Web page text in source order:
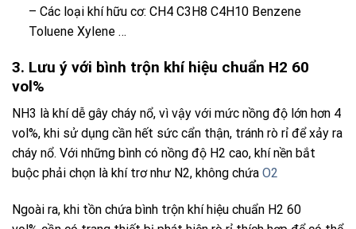
– Các loại khí hữu cơ: CH4 C3H8 C4H10 Benzene
Toluene Xylene …
3. Lưu ý với bình trộn khí hiệu chuẩn H2 60
vol%
NH3 là khí dễ gây cháy nổ, vì vậy với mức nồng độ lớn hơn 4
vol%, khi sử dụng cần hết sức cẩn thận, tránh rò rỉ để xảy ra
cháy nổ. Với những bình có nồng độ H2 cao, khí nền bắt
buộc phải chọn là khí trơ như N2, không chứa O2
Ngoài ra, khi tồn chứa bình trộn khí hiệu chuẩn H2 60